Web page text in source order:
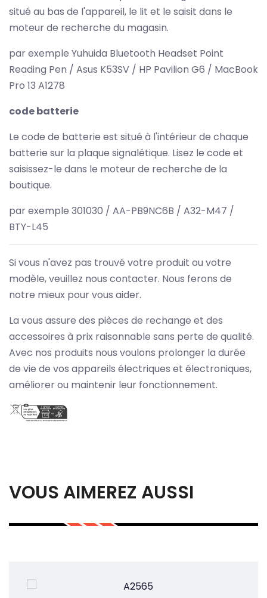
situé au bas de l'appareil, le lit et le saisit dans le
moteur de recherche du magasin.
par exemple Yuhuida Bluetooth Headset Point
Reading Pen / Asus K53SV / HP Pavilion G6 / MacBook
Pro 13 A1278
code batterie
Le code de batterie est situé à l'intérieur de chaque
batterie sur la plaque signalétique. Lisez le code et
saisissez-le dans le moteur de recherche de la
boutique.
par exemple 301030 / AA-PB9NC6B / A32-M47 /
BTY-L45
Si vous n'avez pas trouvé votre produit ou votre
modèle, veuillez nous contacter. Nous ferons de
notre mieux pour vous aider.
La vous assure des pièces de rechange et des
accessoires à prix raisonnable sans perte de qualité.
Avec nos produits nous voulons prolonger la durée
de vie de vos appareils électriques et électroniques,
améliorer ou maintenir leur fonctionnement.
VOUS AIMEREZ AUSSI